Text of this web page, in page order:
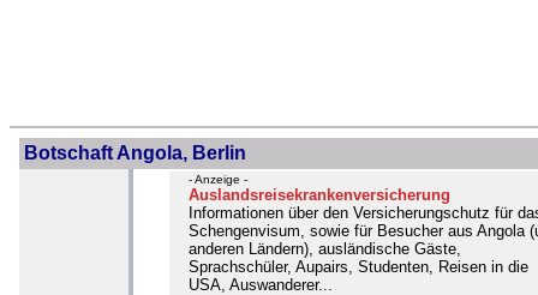
Botschaft Angola, Berlin
- Anzeige -
Auslandsreisekrankenversicherung
Informationen über den Versicherungschutz für
Schengenvisum, sowie für Besucher aus Angola
anderen Ländern), ausländische Gäste,
Sprachschüler, Aupairs, Studenten, Reisen in die
USA, Auswanderer...